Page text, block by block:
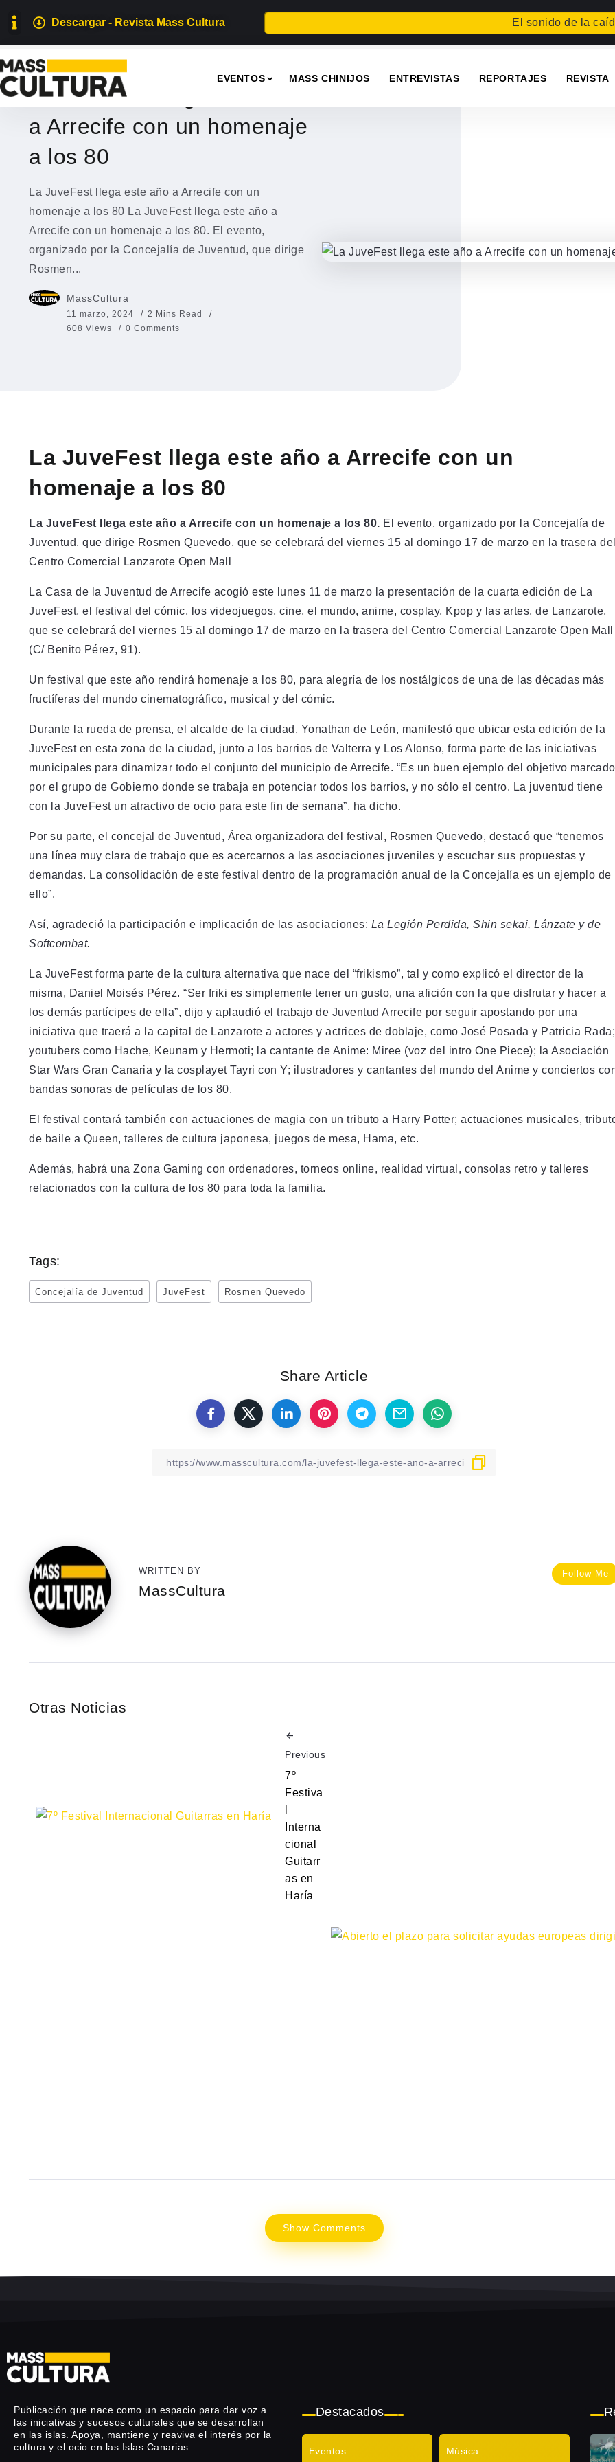
Descargar - Revista Mass Cultura El sonido de la caída
EVENTOS MASS CHINIJOS ENTREVISTAS REPORTAJES REVISTA
EVENTOS
La JuveFest llega este año
a Arrecife con un homenaje
a los 80
La JuveFest llega este año a Arrecife con un
homenaje a los 80 La JuveFest llega este año a
Arrecife con un homenaje a los 80. El evento,
organizado por la Concejalía de Juventud, que dirige
Rosmen...
MassCultura
11 marzo, 2024
2 Mins Read
608 Views
0 Comments
La JuveFest llega este año a Arrecife con un
homenaje a los 80
La JuveFest llega este año a Arrecife con un homenaje a los 80. El evento, organizado por la Concejalía de
Juventud, que dirige Rosmen Quevedo, que se celebrará del viernes 15 al domingo 17 de marzo en la trasera
Centro Comercial Lanzarote Open Mall
La Casa de la Juventud de Arrecife acogió este lunes 11 de marzo la presentación de la cuarta edición de La
JuveFest, el festival del cómic, los videojuegos, cine, el mundo, anime, cosplay, Kpop y las artes, de Lanzarote,
que se celebrará del viernes 15 al domingo 17 de marzo en la trasera del Centro Comercial Lanzarote Open Mall
(C/ Benito Pérez, 91).
Un festival que este año rendirá homenaje a los 80, para alegría de los nostálgicos de una de las décadas más
fructíferas del mundo cinematográfico, musical y del cómic.
Durante la rueda de prensa, el alcalde de la ciudad, Yonathan de León, manifestó que ubicar esta edición de la
JuveFest en esta zona de la ciudad, junto a los barrios de Valterra y Los Alonso, forma parte de las iniciativas
municipales para dinamizar todo el conjunto del municipio de Arrecife. “Es un buen ejemplo del objetivo marcado
por el grupo de Gobierno donde se trabaja en potenciar todos los barrios, y no sólo el centro. La juventud tiene
con la JuveFest un atractivo de ocio para este fin de semana”, ha dicho.
Por su parte, el concejal de Juventud, Área organizadora del festival, Rosmen Quevedo, destacó que “tenemos
una línea muy clara de trabajo que es acercarnos a las asociaciones juveniles y escuchar sus propuestas y
demandas. La consolidación de este festival dentro de la programación anual de la Concejalía es un ejemplo de
ello”.
Así, agradeció la participación e implicación de las asociaciones: La Legión Perdida, Shin sekai, Lánzate y de
Softcombat.
La JuveFest forma parte de la cultura alternativa que nace del “frikismo”, tal y como explicó el director de la
misma, Daniel Moisés Pérez. “Ser friki es simplemente tener un gusto, una afición con la que disfrutar y hacer a
los demás partícipes de ella”, dijo y aplaudió el trabajo de Juventud Arrecife por seguir apostando por una
iniciativa que traerá a la capital de Lanzarote a actores y actrices de doblaje, como José Posada y Patricia Rada;
youtubers como Hache, Keunam y Hermoti; la cantante de Anime: Miree (voz del intro One Piece); la Asociación
Star Wars Gran Canaria y la cosplayet Tayri con Y; ilustradores y cantantes del mundo del Anime y conciertos
bandas sonoras de películas de los 80.
El festival contará también con actuaciones de magia con un tributo a Harry Potter; actuaciones musicales,
de baile a Queen, talleres de cultura japonesa, juegos de mesa, Hama, etc.
Además, habrá una Zona Gaming con ordenadores, torneos online, realidad virtual, consolas retro y talleres
relacionados con la cultura de los 80 para toda la familia.
Tags:
Concejalía de Juventud JuveFest Rosmen Quevedo
Share Article
Follow Me
WRITTEN BY
MassCultura
Otras Noticias
Previous
7º
Festiva
Interna
cional
Guitarr
as en
Haría
Show Comments
Publicación que nace como un espacio para dar voz a
las iniciativas y sucesos culturales que se desarrollan
en las islas. Apoya, mantiene y reaviva el interés por la
cultura y el ocio en las Islas Canarias.
Destacados
Eventos Música